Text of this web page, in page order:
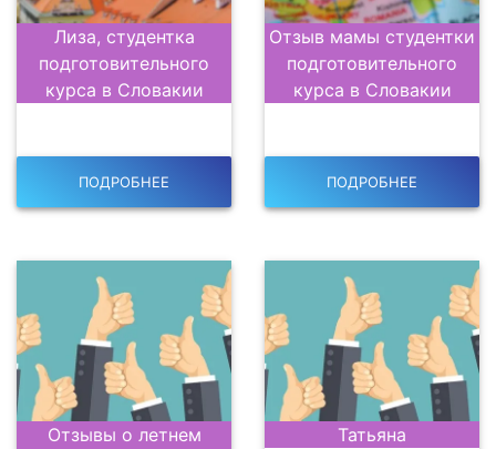
Лиза, студентка
подготовительного
курса в Словакии
ПОДРОБНЕЕ
Отзыв мамы студентки
подготовительного
курса в Словакии
ПОДРОБНЕЕ
Отзывы о летнем
Татьяна